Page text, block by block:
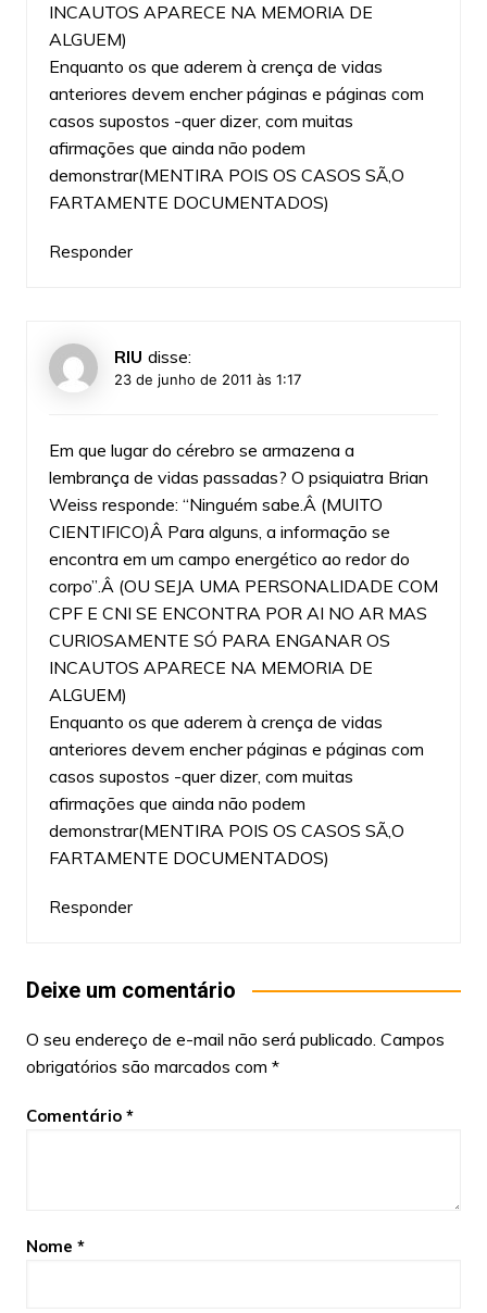
INCAUTOS APARECE NA MEMORIA DE
ALGUEM)
Enquanto os que aderem à crença de vidas
anteriores devem encher páginas e páginas com
casos supostos -quer dizer, com muitas
afirmações que ainda não podem
demonstrar(MENTIRA POIS OS CASOS SÃ‚O
FARTAMENTE DOCUMENTADOS)
Responder
RIU disse:
23 de junho de 2011 às 1:17
Em que lugar do cérebro se armazena a
lembrança de vidas passadas? O psiquiatra Brian
Weiss responde: “Ninguém sabe.Â (MUITO
CIENTIFICO)Â Para alguns, a informação se
encontra em um campo energético ao redor do
corpo”.Â (OU SEJA UMA PERSONALIDADE COM
CPF E CNI SE ENCONTRA POR AI NO AR MAS
CURIOSAMENTE SÓ PARA ENGANAR OS
INCAUTOS APARECE NA MEMORIA DE
ALGUEM)
Enquanto os que aderem à crença de vidas
anteriores devem encher páginas e páginas com
casos supostos -quer dizer, com muitas
afirmações que ainda não podem
demonstrar(MENTIRA POIS OS CASOS SÃ‚O
FARTAMENTE DOCUMENTADOS)
Responder
Deixe um comentário
O seu endereço de e-mail não será publicado. Campos
obrigatórios são marcados com *
Comentário *
Nome *